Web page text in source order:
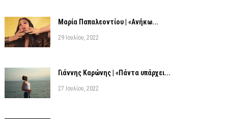
Μαρία Παπαλεοντίου | «Ανήκω...
29 Ιουλίου, 2022
Γιάννης Καρώνης | «Πάντα υπάρχει...
27 Ιουλίου, 2022